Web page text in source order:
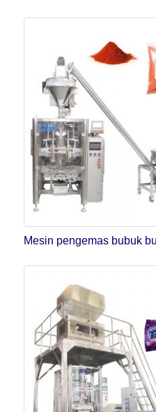
Mesin pengemas bubuk